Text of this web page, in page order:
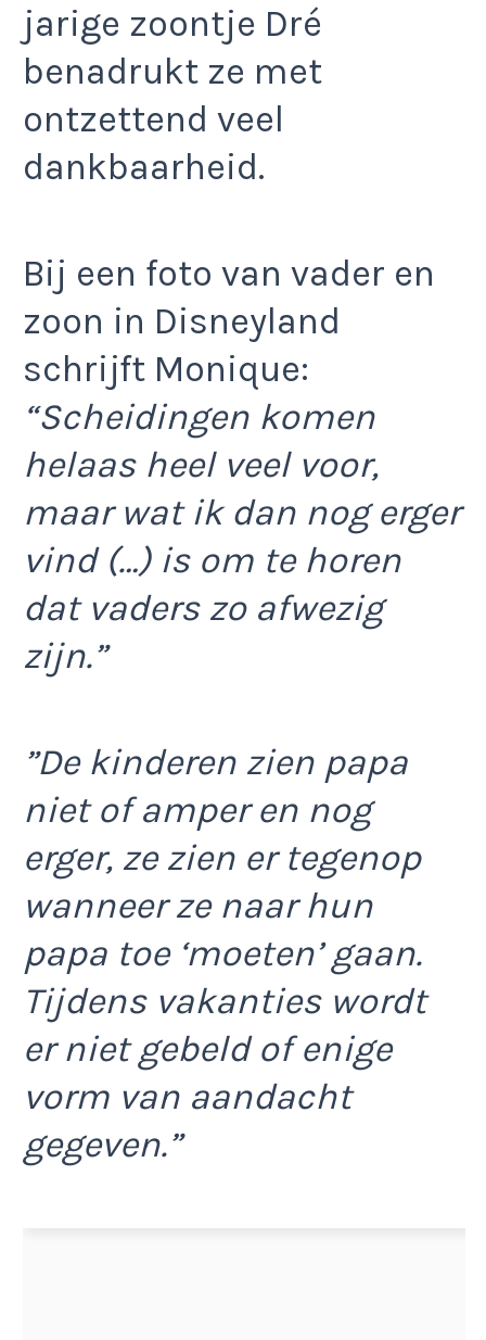
jarige zoontje Dré
benadrukt ze met
ontzettend veel
dankbaarheid.
Bij een foto van vader en
zoon in Disneyland
schrijft Monique:
“Scheidingen komen
helaas heel veel voor,
maar wat ik dan nog erger
vind (…) is om te horen
dat vaders zo afwezig
zijn.”
”De kinderen zien papa
niet of amper en nog
erger, ze zien er tegenop
wanneer ze naar hun
papa toe ‘moeten’ gaan.
Tijdens vakanties wordt
er niet gebeld of enige
vorm van aandacht
gegeven.”